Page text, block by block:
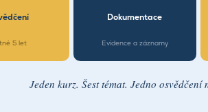
5 let
Dokumentace
Evidence a záznamy
Jeden kurz. Šest témat. Jedno osvědčení